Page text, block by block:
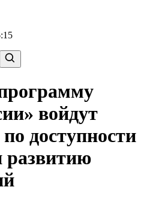
войдут
доступности